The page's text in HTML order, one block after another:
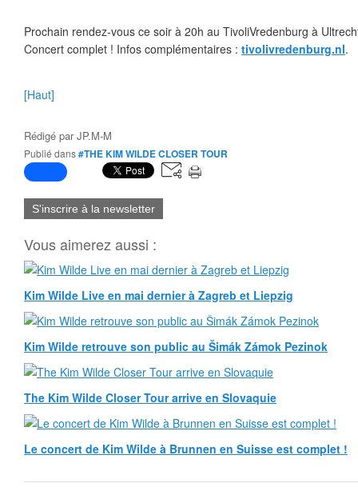
Prochain rendez-vous ce soir à 20h au TivoliVredenburg à
Concert complet ! Infos complémentaires : tivolivredenburg.nl.
[Haut]
Rédigé parJP.M-M
Publié dans#THE KIM WILDE CLOSER TOUR
S'inscrire à la newsletter
Vous aimerez aussi :
Kim Wilde Live en mai dernier à Zagreb et Liepzig
Kim Wilde retrouve son public au Šimák Zámok Pezinok
The Kim Wilde Closer Tour arrive en Slovaquie
Le concert de Kim Wilde à Brunnen en Suisse est complet !